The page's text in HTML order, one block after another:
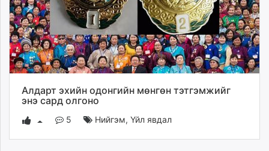
Алдарт эхийн одонгийн мөнгөн тэтгэмжийг
энэ сард олгоно
5 Нийгэм,Үйл явдал